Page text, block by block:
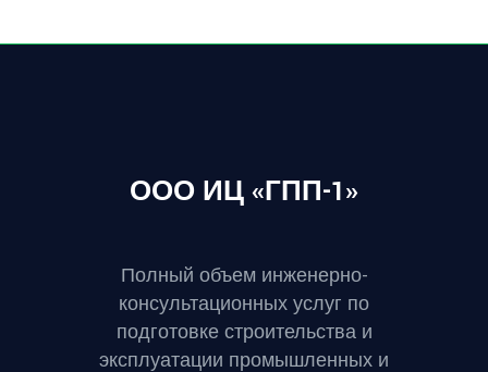
ООО ИЦ «ГПП-1»
Полный объем инженерно-
консультационных услуг по
подготовке строительства и
эксплуатации промышленных и